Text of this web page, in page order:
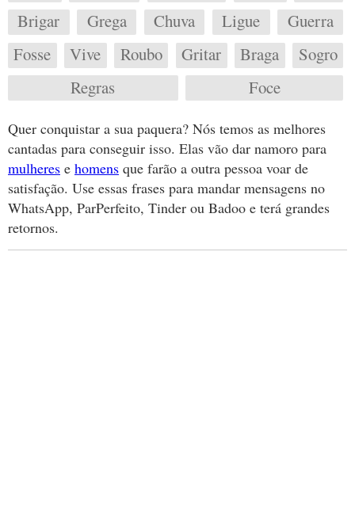
Brigar
Grega Chuva Ligue
Guerra
Fosse
Vive Roubo Gritar Braga
Sogro
Regras
Foce
Quer conquistar a sua paquera? Nós temos as melhores
cantadas para conseguir isso. Elas vão dar namoro para
mulheres e homens que farão a outra pessoa voar de
satisfação. Use essas frases para mandar mensagens no
WhatsApp, ParPerfeito, Tinder ou Badoo e terá grandes
retornos.